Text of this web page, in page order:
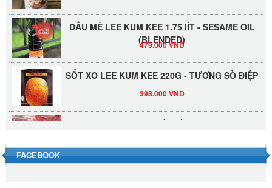
DẦU MÈ LEE KUM KEE 1.75 lÍT - SESAME OIL
(BLENDED)
479.000 VND
SỐT XO LEE KUM KEE 220G - TƯƠNG SÒ ĐIỆP
Đường Thốt Nốt 1kg
Đường phèn hạt Long An 500g
FACEBOOK